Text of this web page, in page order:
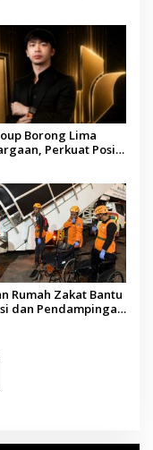
Borong Lima
Perkuat Posisi
Rumah Zakat Bantu
dan Pendampingan